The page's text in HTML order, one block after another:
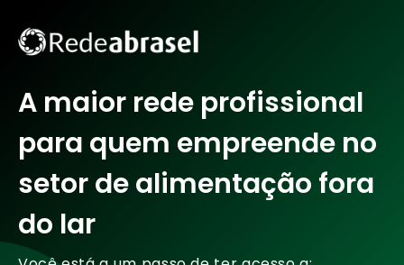
A maior rede profissional
para quem empreende no
setor de alimentação fora
do lar